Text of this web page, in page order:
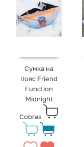
Сумка на
пояс Friend
Function
Midnight
Cobras